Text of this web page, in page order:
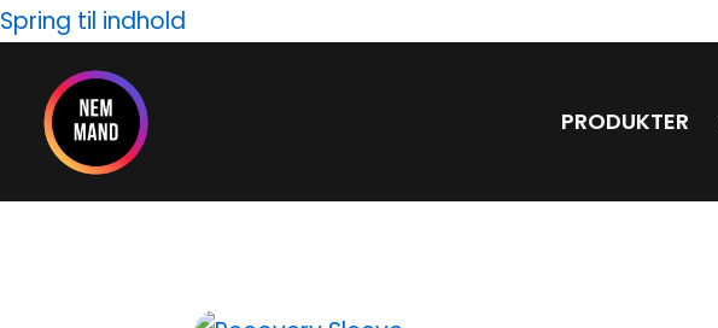
Spring til indhold
PRODUKTER